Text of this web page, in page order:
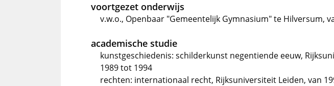
voortgezet onderwijs
v.w.o., Openbaar "Gemeentelijk Gymnasium" te Hilversum,
academische studie
kunstgeschiedenis: schilderkunst negentiende eeuw,
1989 tot 1994
rechten: internationaal recht, Rijksuniversiteit Leiden, van